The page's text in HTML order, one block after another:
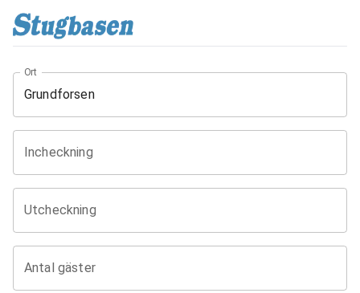
Ort
Incheckning
Utcheckning
Antal gäster